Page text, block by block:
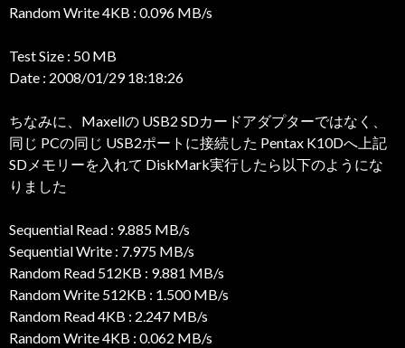
Random Write 4KB : 0.096 MB/s
Test Size : 50 MB
Date : 2008/01/29 18:18:26
ちなみに、Maxellの USB2 SDカードアダプターではなく、
同じ PCの同じ USB2ポートに接続した Pentax K10Dへ上記
SDメモリーを入れて DiskMark実行したら以下のようにな
りました
Sequential Read : 9.885 MB/s
Sequential Write : 7.975 MB/s
Random Read 512KB : 9.881 MB/s
Random Write 512KB : 1.500 MB/s
Random Read 4KB : 2.247 MB/s
Random Write 4KB : 0.062 MB/s